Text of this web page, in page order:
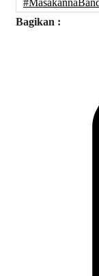
Bagikan :